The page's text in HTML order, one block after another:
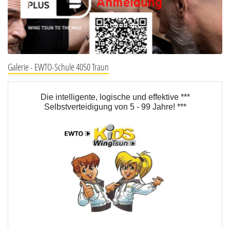
Galerie - EWTO-Schule 4050 Traun
Die intelligente, logische und effektive ***
Selbstverteidigung von 5 - 99 Jahre! ***